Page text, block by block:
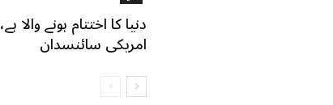
دنیا کا اختتام ہونے والا ہے،
امریکی سائنسدان